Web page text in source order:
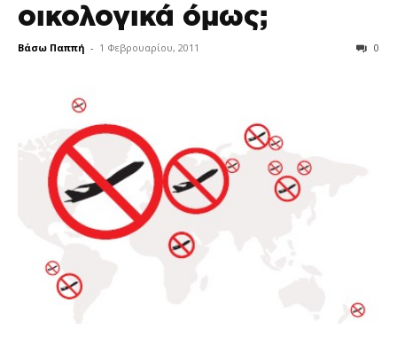
οικολογικά όμως;
Βάσω Παππή - 1 Φεβρουαρίου, 2011 0